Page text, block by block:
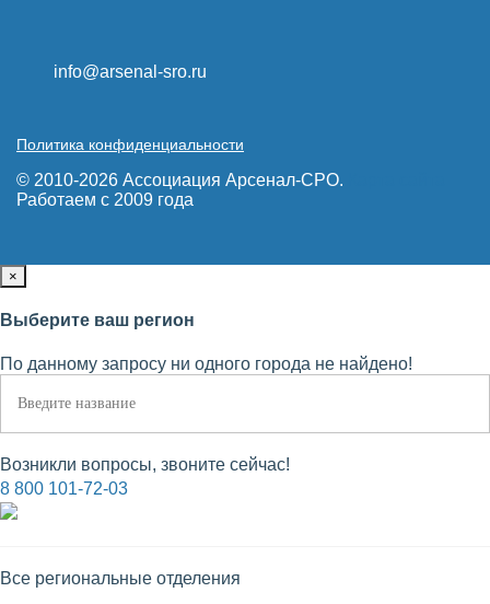
Политика конфиденциальности
info@arsenal-sro.ru
© 2010-2026 Ассоциация Арсенал-СРО.
Работаем с 2009 года
×
Выберите ваш регион
По данному запросу ни одного города не найдено!
Возникли вопросы, звоните сейчас!
8 800 101-72-03
Все региональные отделения